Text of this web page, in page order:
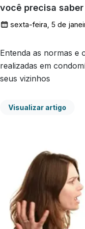
você precisa saber
sexta-feira, 5 de
Entenda as normas e
realizadas em
seus vizinhos
Visualizar artigo